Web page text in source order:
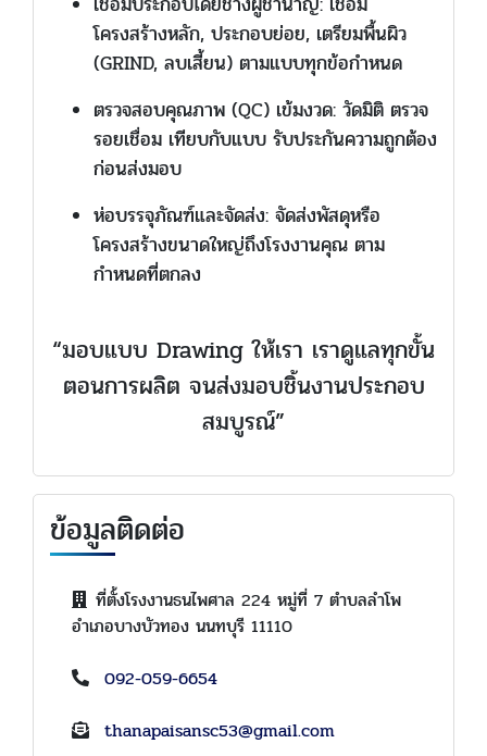
โครงสร้างหลัก, ประกอบย่อย, เตรียมพื้นผิว
(GRIND, ลบเสี้ยน) ตามแบบทุกข้อกำหนด
ตรวจสอบคุณภาพ (QC) เข้มงวด: วัดมิติ ตรวจ
รอยเชื่อม เทียบกับแบบ รับประกันความถูกต้อง
ก่อนส่งมอบ
ห่อบรรจุภัณฑ์และจัดส่ง: จัดส่งพัสดุหรือ
โครงสร้างขนาดใหญ่ถึงโรงงานคุณ ตาม
กำหนดที่ตกลง
“มอบแบบ Drawing ให้เรา เราดูแลทุกขั้น
ตอนการผลิต จนส่งมอบชิ้นงานประกอบ
สมบูรณ์”
ข้อมูลติดต่อ
ที่ตั้งโรงงานธนไพศาล 224 หมู่ที่ 7 ตำบลลำโพ
อำเภอบางบัวทอง นนทบุรี 11110
092-059-6654
thanapaisansc53@gmail.com